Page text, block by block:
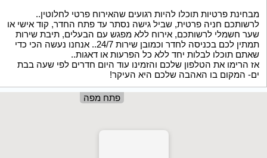
מבחינת פרטיות תוכלו להיות רגועים שהאירוח פרטי לחלוטין..
לרשותכם חניה פרטית, שביל גישה נסתר עד פתח החדר, קוד אישי או
שער חשמלי לרשותכם, אירוח ללא מפגש עם הבעלים, תיבת שירות
תמתין לכם בכניסה לחדר וכמובן שירות 24/7.. אנחנו נעשה הכי כדי
שאתם תוכלו לבלות יחד ללא כל הפרעות או דאגות..
אז הרימו את הטלפון שלכם והזמינו עוד היום חדרים לפי שעה בבת
ים- המקום בו האהבה שלכם היא העיקר!
פתח מפה